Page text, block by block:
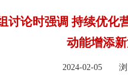
讨论时强调 持续优化
动能增添
2024-02-05 浏